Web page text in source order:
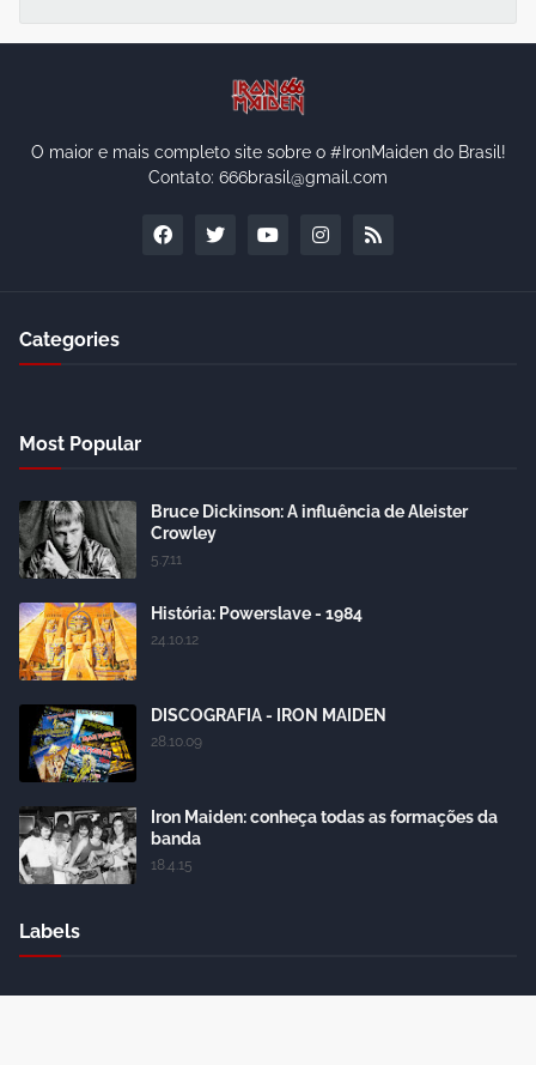
O maior e mais completo site sobre o #IronMaiden do Brasil!
Contato: 666brasil@gmail.com
Categories
Most Popular
Bruce Dickinson: A influência de Aleister
Crowley
5.7.11
História: Powerslave - 1984
24.10.12
DISCOGRAFIA - IRON MAIDEN
28.10.09
Iron Maiden: conheça todas as formações da
banda
18.4.15
Labels